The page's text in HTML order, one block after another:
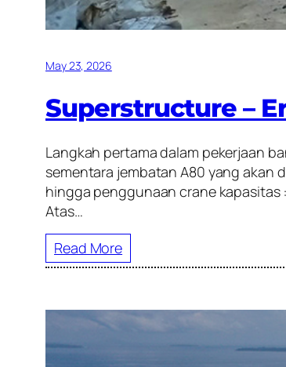
May 23, 2026
Superstructure –
Langkah pertama dalam pekerjaan
sementara jembatan A80 yang akan
hingga penggunaan crane
Atas…
Read More